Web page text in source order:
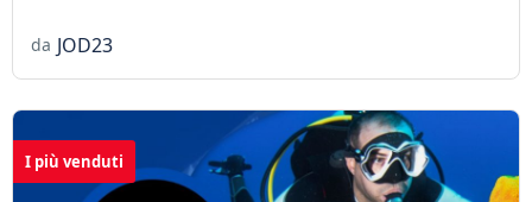
da JOD23
I più venduti